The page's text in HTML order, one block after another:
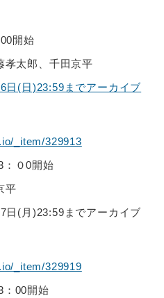
開始
孝太郎、千田京平
日(日)23:59までアーカイブ
_item/329913
：０0開始
平
日(月)23:59までアーカイブ
_item/329919
：00開始